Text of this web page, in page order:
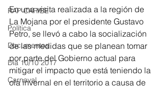
RAP CARIBE
Política
Documentos
Día 10/10 2017
Carnaval
En una visita realizada a la región de
La Mojana por el presidente Gustavo
Petro, se llevó a cabo la socialización
de las medidas que se planean tomar
por parte del Gobierno actual para
mitigar el impacto que está teniendo la
ola invernal en el territorio a causa de